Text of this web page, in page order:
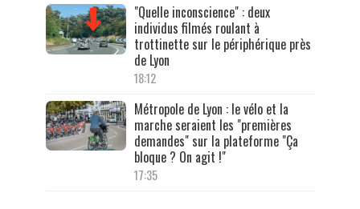
"Quelle inconscience" : deux
individus filmés roulant à
trottinette sur le périphérique près
de Lyon
18:12
Métropole de Lyon : le vélo et la
marche seraient les "premières
demandes" sur la plateforme "Ça
bloque ? On agit !"
17:35